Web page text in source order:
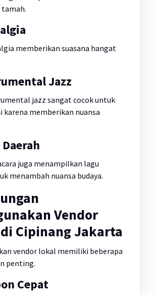
tamah.
memberikan suasana hangat
Jazz
jazz sangat cocok untuk
karena memberikan nuansa
juga menampilkan lagu
menambah nuansa budaya.
Vendor
Cipinang Jakarta
vendor lokal memiliki beberapa
penting.
Cepat